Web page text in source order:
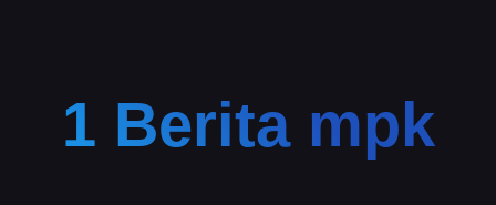
1 Berita mpk